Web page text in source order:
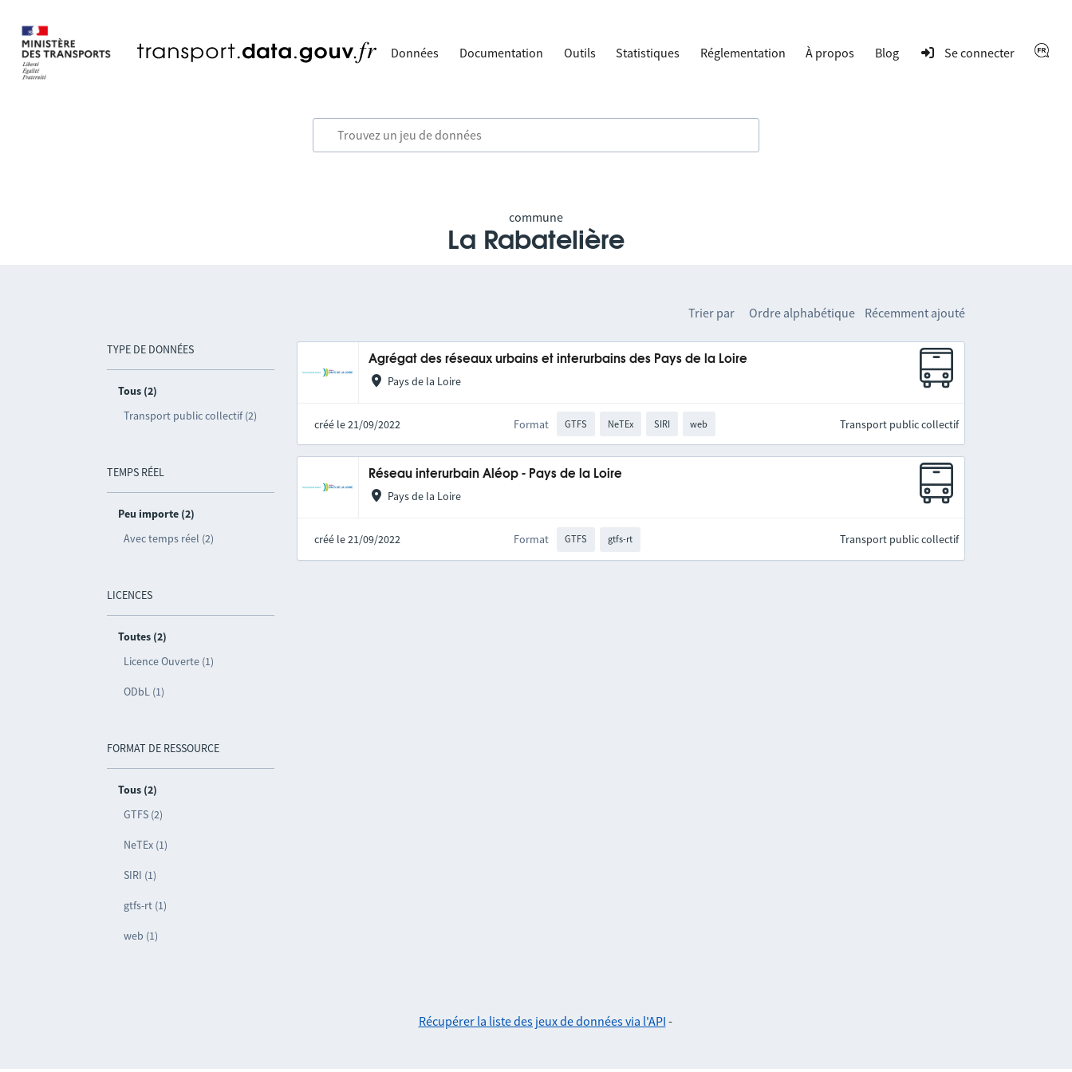
Données Documentation Outils Statistiques Réglementation À propos Blog Se connecter
commune
La Rabatelière
TYPE DE DONNÉES
Tous (2)
Transport public collectif (2)
TEMPS RÉEL
Peu importe (2)
Avec temps réel (2)
LICENCES
Toutes (2)
Licence Ouverte (1)
ODbL (1)
FORMAT DE RESSOURCE
Tous (2)
GTFS (2)
NeTEx (1)
SIRI (1)
gtfs-rt (1)
web (1)
Trier par Ordre alphabétique Récemment ajouté
Agrégat des réseaux urbains et interurbains des Pays de la Loire
Pays de la Loire
créé le 21/09/2022 Format GTFS NeTEx SIRI web Transport public collectif
Réseau interurbain Aléop - Pays de la Loire
Pays de la Loire
créé le 21/09/2022 Format GTFS gtfs-rt Transport public collectif
Récupérer la liste des jeux de données via l'API -